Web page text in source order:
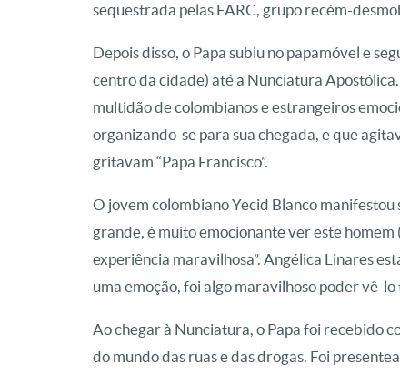
sequestrada pelas FARC, grupo recém-
Depois disso, o Papa subiu no papamóvel e
centro da cidade) até a Nunciatura
multidão de colombianos e estrangeiros
organizando-se para sua chegada, e que
gritavam “Papa Francisco”.
O jovem colombiano Yecid Blanco
grande, é muito emocionante ver este homem
experiência maravilhosa”. Angélica Linares
uma emoção, foi algo maravilhoso poder vê-lo
Ao chegar à Nunciatura, o Papa foi recebido
do mundo das ruas e das drogas. Foi